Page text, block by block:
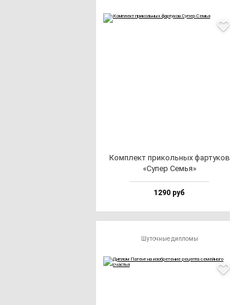
Ком­плект при­коль­ных фар­ту­ков
«Супер Семья»
1290 руб
Шуточные дипломы